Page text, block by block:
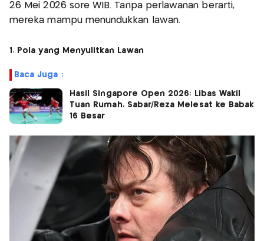
26 Mei 2026 sore WIB. Tanpa perlawanan berarti,
mereka mampu menundukkan lawan.
1. Pola yang Menyulitkan Lawan
Baca Juga :
Hasil Singapore Open 2026: Libas Wakil
Tuan Rumah, Sabar/Reza Melesat ke Babak
16 Besar